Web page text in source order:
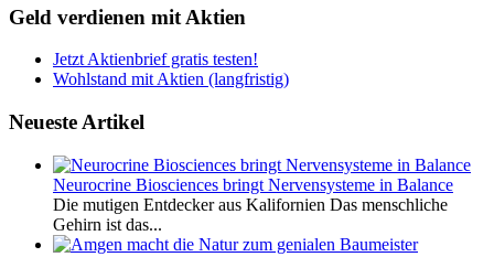
Geld verdienen mit Aktien
Jetzt Aktienbrief gratis testen!
Wohlstand mit Aktien (langfristig)
Neueste Artikel
Neurocrine Biosciences bringt Nervensysteme in Balance
Die mutigen Entdecker aus Kalifornien Das menschliche
Gehirn ist das...